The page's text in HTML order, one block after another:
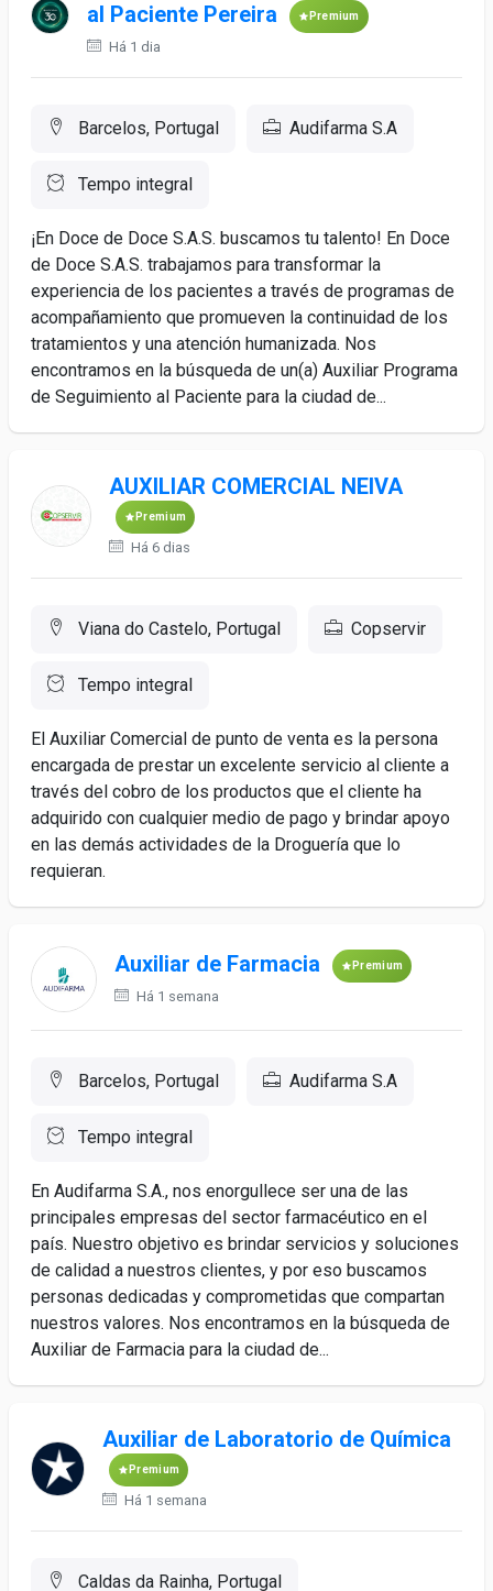
al Paciente Pereira Premium
Há 1 dia
Barcelos, Portugal Audifarma S.A
Tempo integral
¡En Doce de Doce S.A.S. buscamos tu talento! En Doce
de Doce S.A.S. trabajamos para transformar la
experiencia de los pacientes a través de programas de
acompañamiento que promueven la continuidad de los
tratamientos y una atención humanizada. Nos
encontramos en la búsqueda de un(a) Auxiliar Programa
de Seguimiento al Paciente para la ciudad de...
AUXILIAR COMERCIAL NEIVA
Premium
Há 6 dias
Viana do Castelo, Portugal Copservir
Tempo integral
El Auxiliar Comercial de punto de venta es la persona
encargada de prestar un excelente servicio al cliente a
través del cobro de los productos que el cliente ha
adquirido con cualquier medio de pago y brindar apoyo
en las demás actividades de la Droguería que lo
requieran.
Auxiliar de Farmacia Premium
Há 1 semana
Barcelos, Portugal Audifarma S.A
Tempo integral
En Audifarma S.A., nos enorgullece ser una de las
principales empresas del sector farmacéutico en el
país. Nuestro objetivo es brindar servicios y soluciones
de calidad a nuestros clientes, y por eso buscamos
personas dedicadas y comprometidas que compartan
nuestros valores. Nos encontramos en la búsqueda de
Auxiliar de Farmacia para la ciudad de...
Auxiliar de Laboratorio de Química
Premium
Há 1 semana
Caldas da Rainha, Portugal